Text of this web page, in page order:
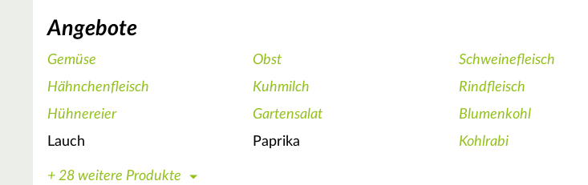
Angebote
Gemüse Obst
Schweinefleisch
Hähnchenfleisch
Kuhmilch
Rindfleisch
Hühnereier
Gartensalat
Blumenkohl
Lauch
Paprika Kohlrabi
+ 28 weitere Produkte